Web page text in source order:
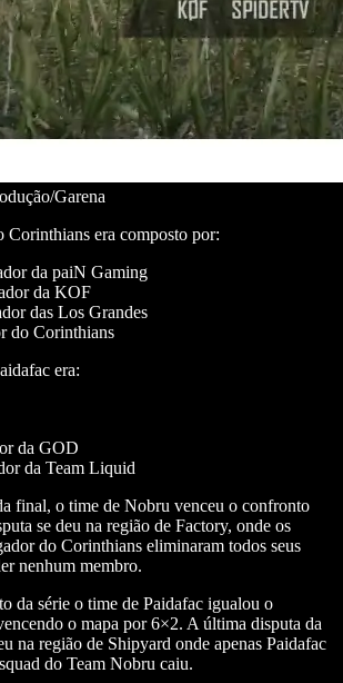
Garena
Corinthians era composto por:
da paiN Gaming
da KOF
das Los Grandes
do Corinthians
era:
da GOD
da Team Liquid
final, o time de Nobru venceu o confronto
se deu na região de Factory, onde os
do Corinthians eliminaram todos seus
nenhum membro.
da série o time de Paidafac igualou o
o mapa por 6×2. A última disputa da
na região de Shipyard onde apenas Paidafac
do Team Nobru caiu.